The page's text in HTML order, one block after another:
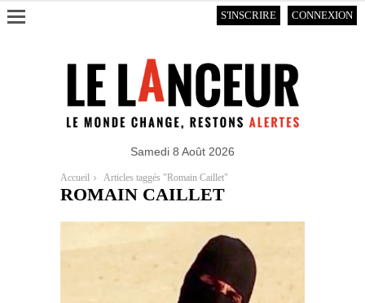
S'INSCRIRE CONNEXION
Samedi 8 Août 2026
Accueil Articles taggés "Romain Caillet"
ROMAIN CAILLET